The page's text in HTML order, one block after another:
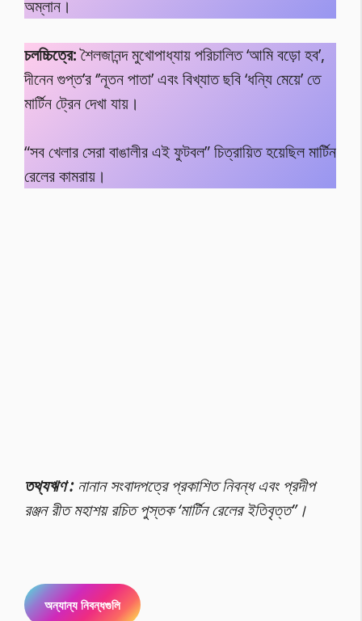
অম্লান।
চলচ্চিত্রে:শৈলজানন্দ মুখোপাধ্যায় পরিচালিত ‘আমি বড়ো হব’,
দীনেন গুপ্ত’র ‘’নূতন পাতা’ এবং বিখ্যাত ছবি ‘ধন্যি মেয়ে’ তে
মার্টিন ট্রেন দেখা যায়।
“সব খেলার সেরা বাঙালীর এই ফুটবল” চিত্রায়িত হয়েছিল মার্টিন
রেলের কামরায়।
তথ্যঋণ :নানান সংবাদপত্রে প্রকাশিত নিবন্ধ এবং প্রদীপ
রঞ্জন রীত মহাশয় রচিত পুস্তক ‘মার্টিন রেলের ইতিবৃত্ত”।
অন্যান্য নিবন্ধগুলি